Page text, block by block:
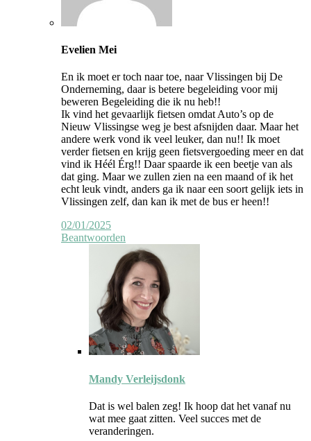
Evelien Mei
En ik moet er toch naar toe, naar Vlissingen bij De
Onderneming, daar is betere begeleiding voor mij
beweren Begeleiding die ik nu heb!!
Ik vind het gevaarlijk fietsen omdat Auto’s op de
Nieuw Vlissingse weg je best afsnijden daar. Maar het
andere werk vond ik veel leuker, dan nu!! Ik moet
verder fietsen en krijg geen fietsvergoeding meer en dat
vind ik Héél Érg!! Daar spaarde ik een beetje van als
dat ging. Maar we zullen zien na een maand of ik het
echt leuk vindt, anders ga ik naar een soort gelijk iets in
Vlissingen zelf, dan kan ik met de bus er heen!!
02/01/2025
Beantwoorden
door
auteur
Mandy Verleijsdonk
Dat is wel balen zeg! Ik hoop dat het vanaf nu
wat mee gaat zitten. Veel succes met de
veranderingen.